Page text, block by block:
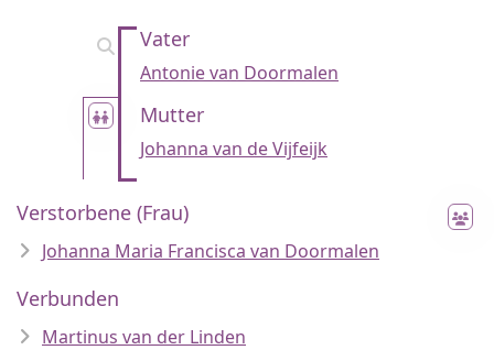
Vater
Antonie van Doormalen
Mutter
Johanna van de Vijfeijk
Verstorbene (Frau)
Johanna Maria Francisca van Doormalen
Verbunden
Martinus van der Linden